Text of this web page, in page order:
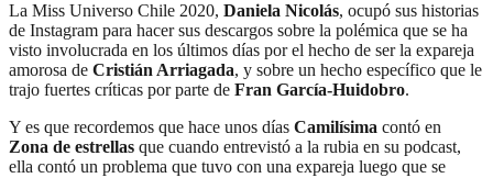
La Miss Universo Chile 2020, Daniela Nicolás, ocupó sus historias
de Instagram para hacer sus descargos sobre la polémica que se ha
visto involucrada en los últimos días por el hecho de ser la expareja
amorosa de Cristián Arriagada, y sobre un hecho específico que le
trajo fuertes críticas por parte de Fran García-Huidobro.
Y es que recordemos que hace unos días Camilísima contó en
Zona de estrellas que cuando entrevistó a la rubia en su podcast,
ella contó un problema que tuvo con una expareja luego que se